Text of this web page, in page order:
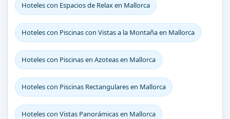
Hoteles con Espacios de Relax en Mallorca
Hoteles con Piscinas con Vistas a la Montaña en Mallorca
Hoteles con Piscinas en Azoteas en Mallorca
Hoteles con Piscinas Rectangulares en Mallorca
Hoteles con Vistas Panorámicas en Mallorca